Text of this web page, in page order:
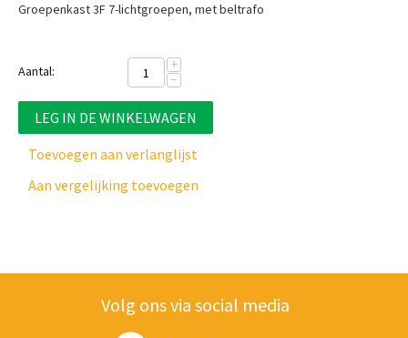
Groepenkast 3F 7-lichtgroepen, met beltrafo
Aantal:
+
−
LEG IN DE WINKELWAGEN
Toevoegen aan verlanglijst
Aan vergelijking toevoegen
Volg ons via social media